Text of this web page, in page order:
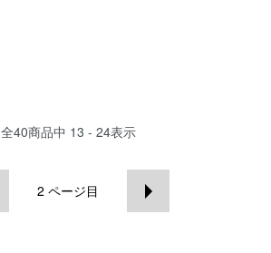
全40商品中 13 - 24表示
2 ページ目